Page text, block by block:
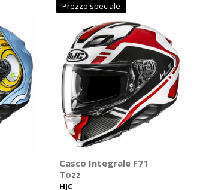
Prezzo speciale
Casco Integrale F71
Tozz
HJC